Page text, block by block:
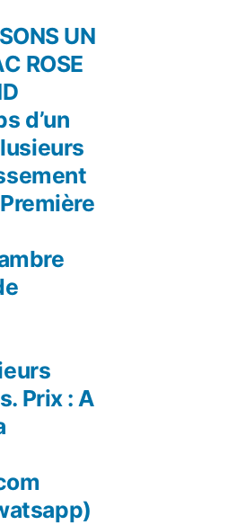
:
UN
ROSE
d’un
Prix : A